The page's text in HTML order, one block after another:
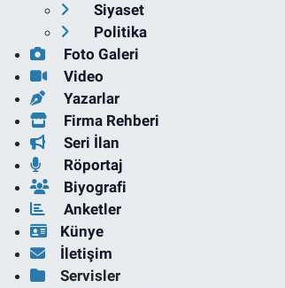
Siyaset
Politika
Foto Galeri
Video
Yazarlar
Firma Rehberi
Seri İlan
Röportaj
Biyografi
Anketler
Künye
İletişim
Servisler